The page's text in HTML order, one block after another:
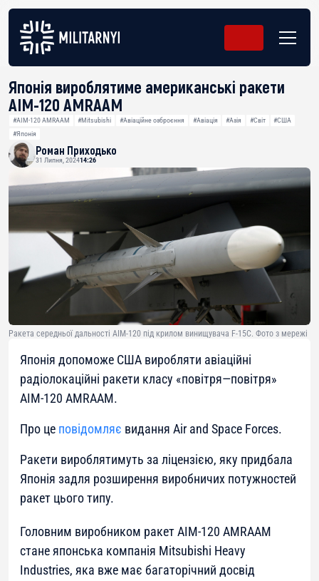
Японія вироблятиме американські ракети
AIM-120 AMRAAM
#AIM-120 AMRAAM #Mitsubishi #Авіаційне озброєння #Авіація #Азія #Світ
#США
#Японія
Роман Приходько
31 Липня, 202414:26
Ракета середньої дальності AIM-120 під крилом винищувача F-15C. Фото з мережі
Японія допоможе США виробляти авіаційні
радіолокаційні ракети класу «повітря—повітря»
AIM-120 AMRAAM.
Про це повідомляє видання Air and Space Forces.
Ракети вироблятимуть за ліцензією, яку придбала
Японія задля розширення виробничих потужностей
ракет цього типу.
Головним виробником ракет AIM-120 AMRAAM
стане японська компанія Mitsubishi Heavy
Industries, яка вже має багаторічний досвід